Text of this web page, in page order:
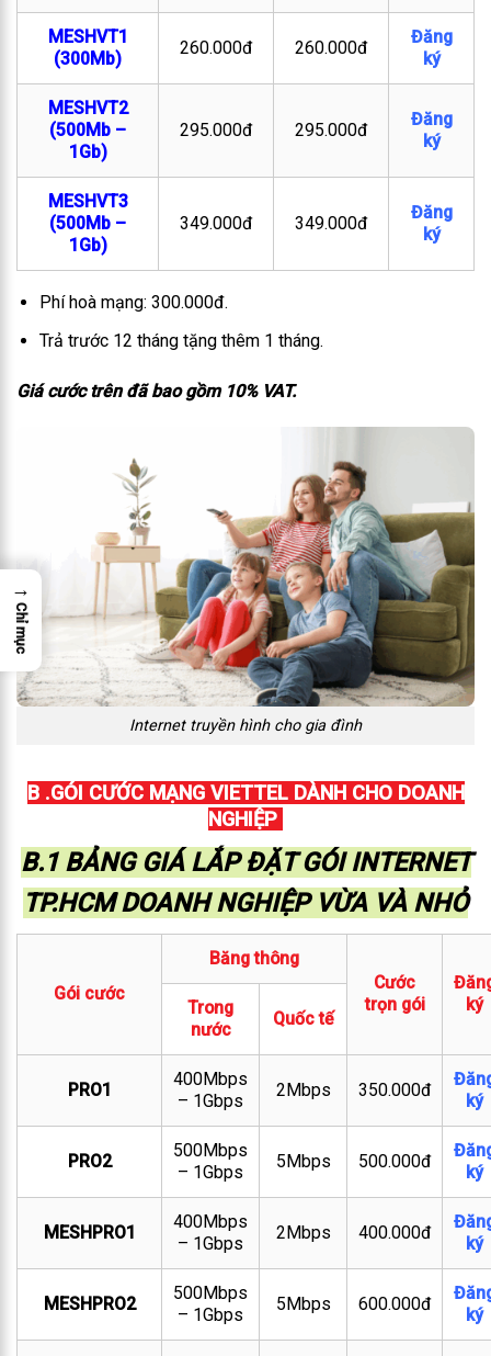
MESHVT1
(300Mb)
260.000đ 260.000đ
Đăng
ký
MESHVT2
(500Mb –
1Gb)
295.000đ 295.000đ
Đăng
ký
MESHVT3
(500Mb –
1Gb)
349.000đ 349.000đ
Đăng
ký
Phí hoà mạng: 300.000đ.
Trả trước 12 tháng tặng thêm 1 tháng.
Giá cước trên đã bao gồm 10% VAT.
Internet truyền hình cho gia đình
B .GÓI CƯỚC MẠNG VIETTEL DÀNH CHO DOANH
NGHIỆP
B.1 BẢNG GIÁ LẮP ĐẶT GÓI INTERNET
TP.HCM DOANH NGHIỆP VỪA VÀ NHỎ
Gói cước
Băng thông
Cước
trọn gói
ký
Trong
nước
Quốc tế
PRO1
400Mbps
– 1Gbps
2Mbps 350.000đ
ký
PRO2
500Mbps
– 1Gbps
5Mbps 500.000đ
ký
MESHPRO1
400Mbps
– 1Gbps
2Mbps 400.000đ
ký
MESHPRO2
500Mbps
– 1Gbps
5Mbps 600.000đ
ký
→
Chỉ mục